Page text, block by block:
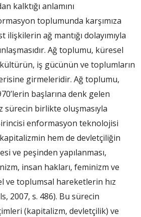
kalktığı anlamını
toplumunda karşımıza
ilişkilerin ağ mantığı dolayımıyla
Ağ toplumu, küresel
iş gücünün ve toplumların
girmeleridir. Ağ toplumu,
başlarına denk gelen
sürecin birlikte oluşmasıyla
enformasyon teknolojisi
hem de devletçiliğin
ve peşinden yapılanması,
insan hakları, feminizm ve
ve toplumsal hareketlerin hız
2007, s. 486). Bu sürecin
(kapitalizm, devletçilik) ve